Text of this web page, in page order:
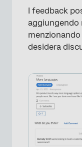
I feedback
aggiungendo
desidera